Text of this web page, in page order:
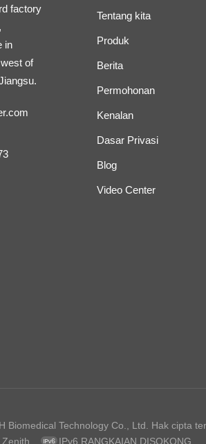
factory
in
of
Tentang kita
Produk
Berita
Permohonan
Kenalan
Dasar Privasi
Blog
Video Center
Biomedical Technology Co., Ltd. Hak cipta
Zenith IPv6 RANGKAIAN DISOKONG